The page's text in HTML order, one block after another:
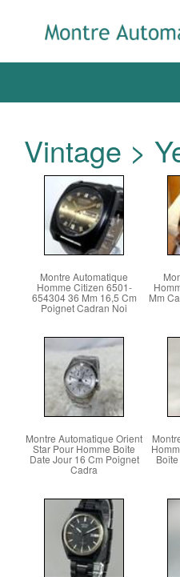
Vintage >
Montre Automatique
Homme Citizen 6501-
654304 36 Mm 16,5 Cm
Poignet Cadran Noi
Mm
Montre Automatique Orient
Star Pour Homme Boîte
Date Jour 16 Cm Poignet
Cadra